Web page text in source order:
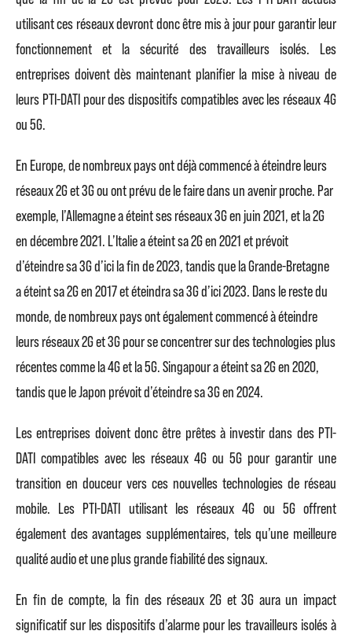
utilisant ces réseaux devront donc être mis à jour pour garantir leur
fonctionnement et la sécurité des travailleurs isolés. Les
entreprises doivent dès maintenant planifier la mise à niveau de
leurs PTI-DATI pour des dispositifs compatibles avec les réseaux 4G
ou 5G.
En Europe, de nombreux pays ont déjà commencé à éteindre leurs
réseaux 2G et 3G ou ont prévu de le faire dans un avenir proche. Par
exemple, l’Allemagne a éteint ses réseaux 3G en juin 2021, et la 2G
en décembre 2021. L’Italie a éteint sa 2G en 2021 et prévoit
d’éteindre sa 3G d’ici la fin de 2023, tandis que la Grande-Bretagne
a éteint sa 2G en 2017 et éteindra sa 3G d’ici 2023. Dans le reste du
monde, de nombreux pays ont également commencé à éteindre
leurs réseaux 2G et 3G pour se concentrer sur des technologies plus
récentes comme la 4G et la 5G. Singapour a éteint sa 2G en 2020,
tandis que le Japon prévoit d’éteindre sa 3G en 2024.
Les entreprises doivent donc être prêtes à investir dans des PTI-
DATI compatibles avec les réseaux 4G ou 5G pour garantir une
transition en douceur vers ces nouvelles technologies de réseau
mobile. Les PTI-DATI utilisant les réseaux 4G ou 5G offrent
également des avantages supplémentaires, tels qu’une meilleure
qualité audio et une plus grande fiabilité des signaux.
En fin de compte, la fin des réseaux 2G et 3G aura un impact
significatif sur les dispositifs d’alarme pour les travailleurs isolés à